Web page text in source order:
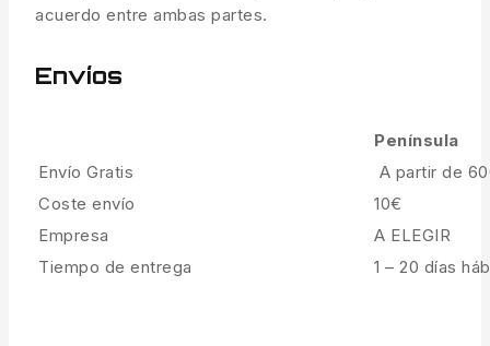
acuerdo entre ambas partes.
Envíos
Península
Envío Gratis
A partir de
Coste envío
10€
Empresa
A ELEGIR
Tiempo de entrega
1 – 20 días